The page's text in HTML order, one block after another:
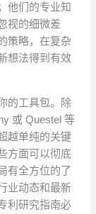
他们的专业知
视的细微差
策略，在复杂
想法得到有效
的工具包。除
或 Questel 等
越单纯的关键
方面可以彻底
有全方位的了
业动态和最新
利研究指南必